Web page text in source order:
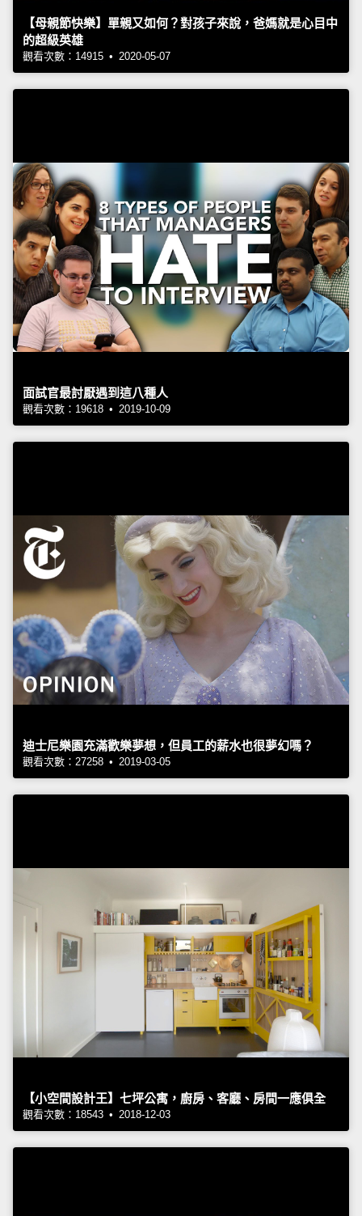
【母親節快樂】單親又如何？對孩子來說，爸媽就是心目中
的超級英雄
觀看次數：14915 • 2020-05-07
面試官最討厭遇到這八種人
觀看次數：19618 • 2019-10-09
迪士尼樂園充滿歡樂夢想，但員工的薪水也很夢幻嗎？
觀看次數：27258 • 2019-03-05
【小空間設計王】七坪公寓，廚房、客廳、房間一應俱全
觀看次數：18543 • 2018-12-03